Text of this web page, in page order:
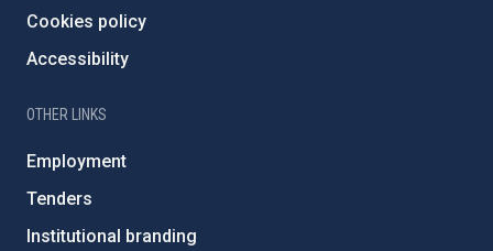
Cookies policy
Accessibility
OTHER LINKS
Employment
Tenders
Institutional branding